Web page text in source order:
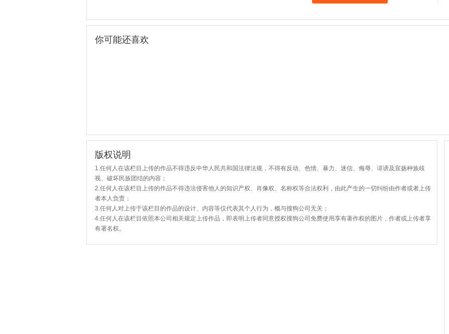
你可能还喜欢
版权说明
1.任何人在该栏目上传的作品不得违反中华人民共和国法律法规，不得有反动、色情、暴力、迷信、侮辱、诽谤及宣扬种族歧
视、破坏民族团结的内容；
2.任何人在该栏目上传的作品不得违法侵害他人的知识产权、肖像权、名称权等合法权利，由此产生的一切纠纷由作者或者上传
者本人负责；
3.任何人对上传于该栏目的作品的设计、内容等仅代表其个人行为，概与搜狗公司无关；
4.任何人在该栏目依照本公司相关规定上传作品，即表明上传者同意授权搜狗公司免费使用享有著作权的图片，作者或上传者享
有署名权。